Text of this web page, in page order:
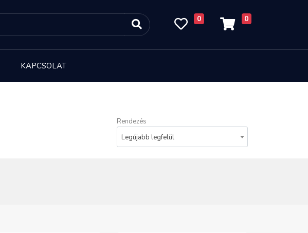
0 0
KAPCSOLAT
Rendezés
Legújabb legfelül